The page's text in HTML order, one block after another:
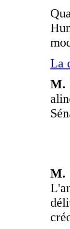
La
M.